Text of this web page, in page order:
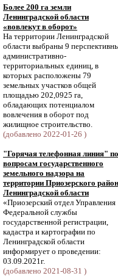
Более 200 га земли
Ленинградской области
«вовлекут в оборот»
На территории Ленинградской
области выбраны 9
административно-
территориальных единиц, в
которых расположены 79
земельных участков общей
площадью 202,0925 га,
обладающих потенциалом
вовлечения в оборот под
жилищное строительство.
(добавлено 2022-01-26 )
"Горячая телефонная линия" по
вопросам государственного
земельного надзора на
территории Приозерского
Ленинградской области
«Приозерский отдел Управления
Федеральной службы
государственной регистрации,
кадастра и картографии по
Ленинградской области
информирует о проведении:
03.09.2021г.
(добавлено 2021-08-31 )